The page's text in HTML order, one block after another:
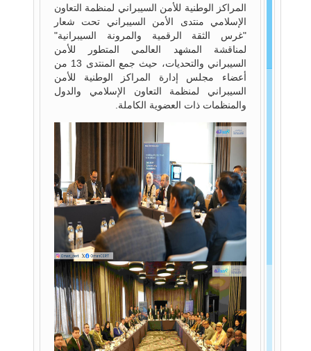
المراكز الوطنية للأمن السيبراني لمنظمة التعاون
الإسلامي منتدى الأمن السيبراني تحت شعار
"غرس الثقة الرقمية والمرونة السيبرانية"
لمناقشة المشهد العالمي المتطور للأمن
السيبراني والتحديات، حيث جمع المنتدى 13 من
أعضاء مجلس إدارة المراكز الوطنية للأمن
السيبراني لمنظمة التعاون الإسلامي والدول
والمنظمات ذات العضوية الكاملة.